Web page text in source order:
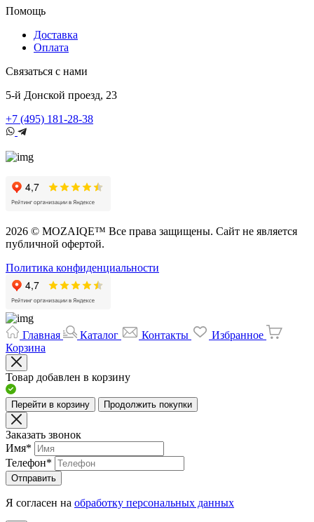
Помощь
Доставка
Оплата
Связаться с нами
5-й Донской проезд, 23
+7 (495) 181-28-38
2026 © MOZAIQE™ Все права защищены. Сайт не является
публичной офертой.
Политика конфиденциальности
Главная Каталог Контакты
Избранное
Корзина
Товар добавлен в корзину
Перейти в корзину Продолжить покупки
Заказать звонок
Имя*
Телефон*
Отправить
Я согласен на обработку персональных данных